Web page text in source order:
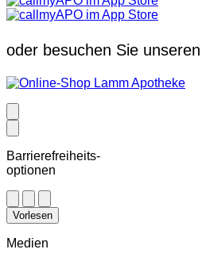
oder besuchen Sie unseren
Barrierefreiheits-
optionen
Vorlesen
Medien